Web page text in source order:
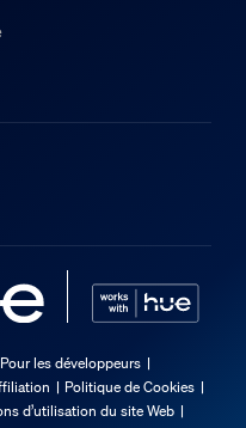
Pour les développeurs
Politique de Cookies
d’utilisation du site Web